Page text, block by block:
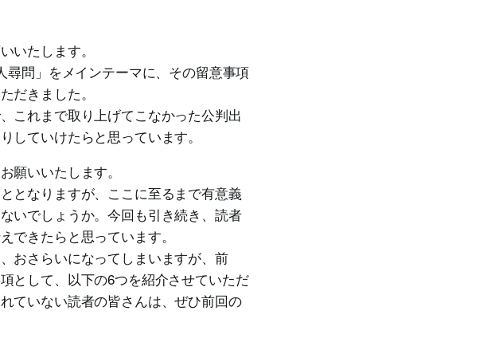
いたします。
問」をメインテーマに、その留意事項
だきました。
これまで取り上げてこなかった公判出
していけたらと思っています。
願いいたします。
となりますが、ここに至るまで有意義
いでしょうか。今回も引き続き、読者
できたらと思っています。
おさらいになってしまいますが、前
として、以下の6つを紹介させていただ
ていない読者の皆さんは、ぜひ前回の